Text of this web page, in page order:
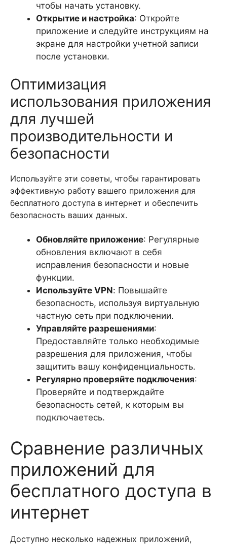
чтобы начать установку.
Открытие и настройка: Откройте
приложение и следуйте инструкциям на
экране для настройки учетной записи
после установки.
Оптимизация
использования приложения
для лучшей
производительности и
безопасности
Используйте эти советы, чтобы гарантировать
эффективную работу вашего приложения для
бесплатного доступа в интернет и обеспечить
безопасность ваших данных.
Обновляйте приложение: Регулярные
обновления включают в себя
исправления безопасности и новые
функции.
Используйте VPN: Повышайте
безопасность, используя виртуальную
частную сеть при подключении.
Управляйте разрешениями:
Предоставляйте только необходимые
разрешения для приложения, чтобы
защитить вашу конфиденциальность.
Регулярно проверяйте подключения:
Проверяйте и подтверждайте
безопасность сетей, к которым вы
подключаетесь.
Сравнение различных
приложений для
бесплатного доступа в
интернет
Доступно несколько надежных приложений,